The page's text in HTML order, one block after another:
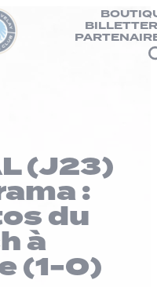
(J23)
:
du
à
(1-0)